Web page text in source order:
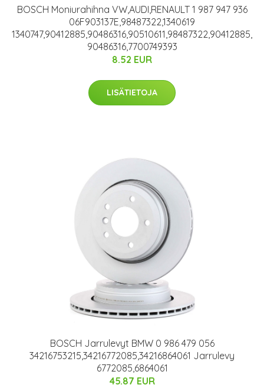
BOSCH Moniurahihna VW,AUDI,RENAULT 1 987 947 936
06F903137E,98487322,1340619
1340747,90412885,90486316,90510611,98487322,90412885,
90486316,7700749393
8.52 EUR
LISÄTIETOJA
BOSCH Jarrulevyt BMW 0 986 479 056
34216753215,34216772085,34216864061 Jarrulevy
6772085,6864061
45.87 EUR